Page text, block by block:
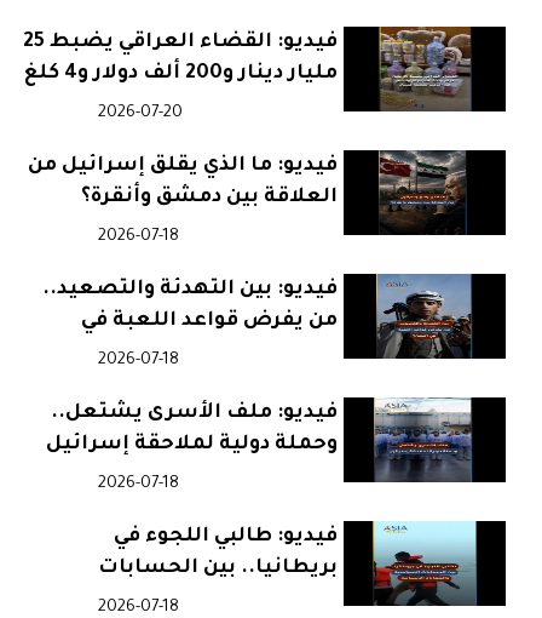
فيديو: القضاء العراقي يضبط 25
مليار دينار و200 ألف دولار و4 كلغ
من الذهب بقضية فساد
2026-07-20
فيديو: ما الذي يقلق إسرائيل من
العلاقة بين دمشق وأنقرة؟
2026-07-18
فيديو: بين التهدئة والتصعيد..
من يفرض قواعد اللعبة في
2026-07-18
فيديو: ملف الأسرى يشتعل..
وحملة دولية لملاحقة إسرائيل
2026-07-18
فيديو: طالبي اللجوء في
بريطانيا.. بين الحسابات
السياسية والمعاناة الإنسانية
2026-07-18